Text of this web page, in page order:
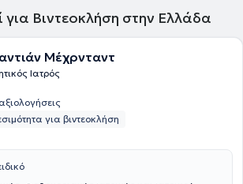
για Βιντεοκλήση στην Ελλάδα
Μέχρνταντ
Ιατρός
για βιντεοκλήση